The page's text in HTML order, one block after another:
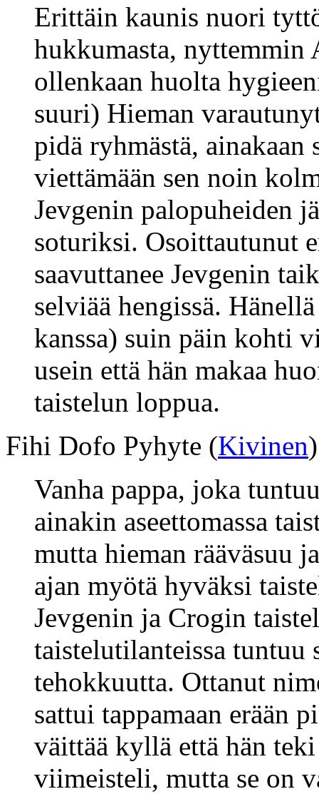
Erittäin kaunis nuori
hukkumasta,
ollenkaan huolta
suuri) Hieman
pidä ryhmästä,
viettämään sen noin
Jevgenin palopuheiden
soturiksi. Osoittautunut
saavuttanee Jevgenin
selviää hengissä.
kanssa) suin päin kohti
usein että hän makaa
taistelun loppua.
Fihi Dofo Pyhyte (Kivinen)
Vanha pappa, joka
ainakin aseettomassa
mutta hieman rääväsuu
ajan myötä hyväksi
Jevgenin ja Crogin
taistelutilanteissa
tehokkuutta. Ottanut
sattui tappamaan erään
väittää kyllä että hän
viimeisteli, mutta se on